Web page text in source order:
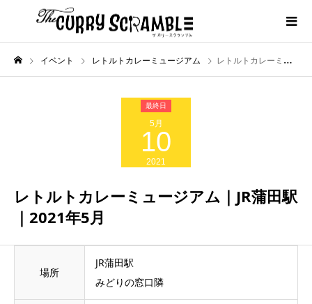
イベント レトルトカレーミュージアム レトルトカレーミュージアム｜JR蒲田駅｜2021年5月
5月
10
2021
レトルトカレーミュージアム｜JR蒲田駅
｜2021年5月
場所
JR蒲田駅
みどりの窓口隣